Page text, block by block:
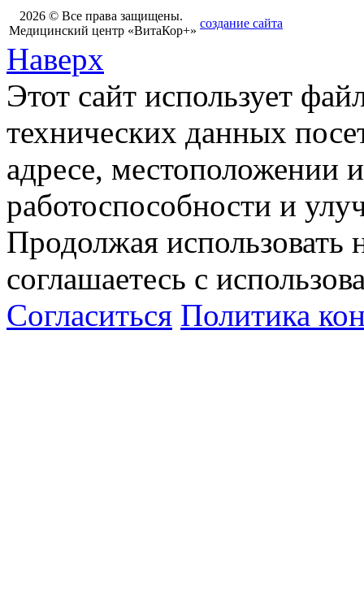
2026 © Все права защищены.
Медицинский центр «ВитаКор+»
создание сайта
Наверх
Этот сайт использует
технических данных
адресе, местоположении
работоспособности и
Продолжая использовать
соглашаетесь с
Согласиться Политика